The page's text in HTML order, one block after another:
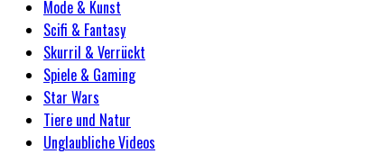
Mode & Kunst
Scifi & Fantasy
Skurril & Verrückt
Spiele & Gaming
Star Wars
Tiere und Natur
Unglaubliche Videos